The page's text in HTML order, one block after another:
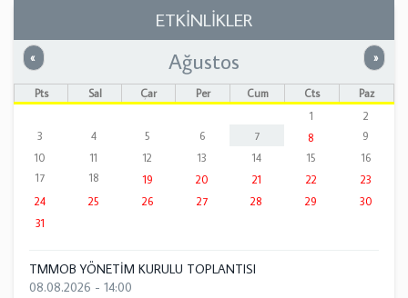
ETKİNLİKLER
« Önceki »
Ağustos
Pts Sal Çar Per Cum Cts
Paz
1
2
3
4 5 6 7 8
9
10
11 12 13 14 15
16
17
18 19 20 21 22
23
24
25 26 27 28 29
30
31
TMMOB YÖNETİM KURULU TOPLANTISI
08.08.2026 - 14:00